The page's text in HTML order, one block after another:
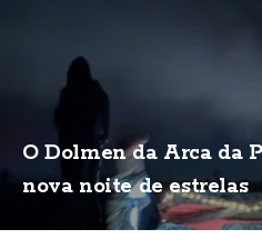
O Dolmen da Arca da
nova noite de estrelas